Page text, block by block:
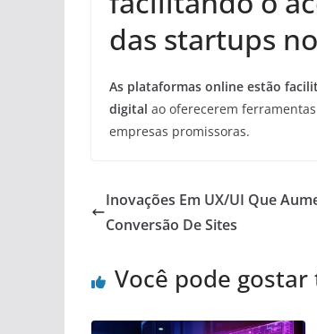
das startups
As plataformas online estão
digital ao oferecerem
empresas promissoras.
Inovações Em UX/UI Que
Conversão De Sites
Você pode